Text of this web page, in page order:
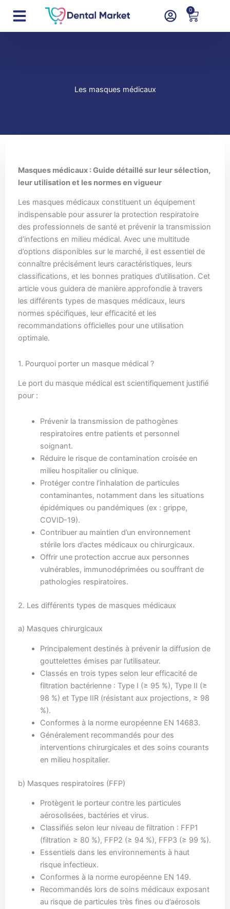
contenu
0
Panier
Les masques médicaux
Masques médicaux : Guide détaillé sur leur sélection,
leur utilisation et les normes en vigueur
Les masques médicaux constituent un équipement
indispensable pour assurer la protection respiratoire
des professionnels de santé et prévenir la transmission
d’infections en milieu médical. Avec une multitude
d’options disponibles sur le marché, il est essentiel de
connaître précisément leurs caractéristiques, leurs
classifications, et les bonnes pratiques d’utilisation. Cet
article vous guidera de manière approfondie à travers
les différents types de masques médicaux, leurs
normes spécifiques, leur efficacité et les
recommandations officielles pour une utilisation
optimale.
1. Pourquoi porter un masque médical ?
Le port du masque médical est scientifiquement justifié
pour :
Prévenir la transmission de pathogènes
respiratoires entre patients et personnel
soignant.
Réduire le risque de contamination croisée en
milieu hospitalier ou clinique.
Protéger contre l’inhalation de particules
contaminantes, notamment dans les situations
épidémiques ou pandémiques (ex : grippe,
COVID-19).
Contribuer au maintien d’un environnement
stérile lors d’actes médicaux ou chirurgicaux.
Offrir une protection accrue aux personnes
vulnérables, immunodéprimées ou souffrant de
pathologies respiratoires.
2. Les différents types de masques médicaux
a) Masques chirurgicaux
Principalement destinés à prévenir la diffusion de
gouttelettes émises par l’utilisateur.
Classés en trois types selon leur efficacité de
filtration bactérienne : Type I (≥ 95 %), Type II (≥
98 %) et Type IIR (résistant aux projections, ≥ 98
%).
Conformes à la norme européenne EN 14683.
Généralement recommandés pour des
interventions chirurgicales et des soins courants
en milieu hospitalier.
b) Masques respiratoires (FFP)
Protègent le porteur contre les particules
aérosolisées, bactéries et virus.
Classifiés selon leur niveau de filtration : FFP1
(filtration ≥ 80 %), FFP2 (≥ 94 %), FFP3 (≥ 99 %).
Essentiels dans les environnements à haut
risque infectieux.
Conformes à la norme européenne EN 149.
Recommandés lors de soins médicaux exposant
au risque de particules très fines ou d’aérosols